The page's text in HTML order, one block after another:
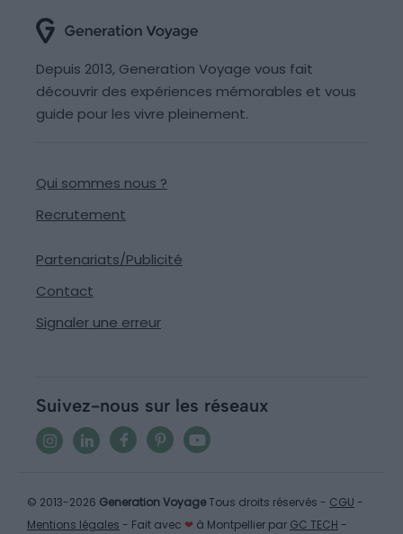
Depuis 2013, Generation Voyage vous fait
découvrir des expériences mémorables et vous
guide pour les vivre pleinement.
Qui sommes nous ?
Recrutement
Partenariats/Publicité
Contact
Signaler une erreur
Suivez-nous sur les réseaux
© 2013-2026 Generation VoyageTous droits réservés - CGU -
Mentions légales - Fait avec ❤ à Montpellier par GC TECH -